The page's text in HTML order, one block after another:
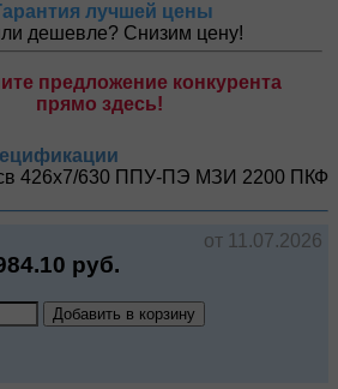
лучшей цены
дешевле? Снизим цену!
предложение конкурента
прямо здесь!
426х7/630 ППУ-ПЭ МЗИ 2200 ПКФ
от 11.07.2026
руб.
Добавить в корзину